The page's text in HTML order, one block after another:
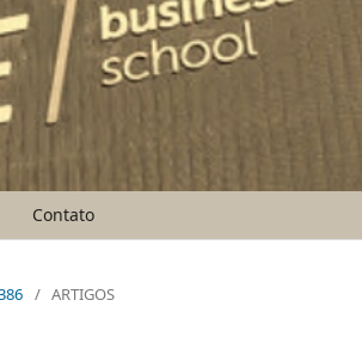
Contato
/ ARTIGOS